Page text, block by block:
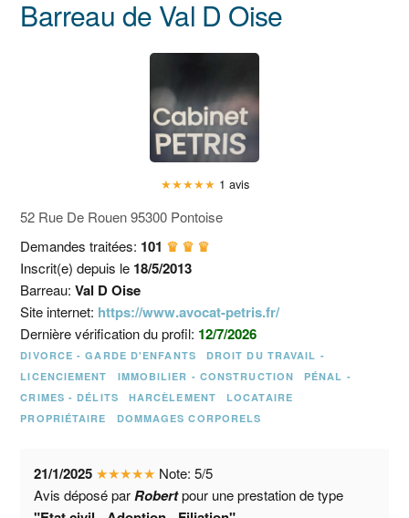
Barreau de Val D Oise
★★★★★ 1 avis
52 Rue De Rouen 95300 Pontoise
Demandes traitées: 101 ♛ ♛ ♛
Inscrit(e) depuis le 18/5/2013
Barreau:Val D Oise
Site internet: https://www.avocat-petris.fr/
Dernière vérification du profil: 12/7/2026
DIVORCE - GARDE D'ENFANTS
DROIT DU TRAVAIL -
LICENCIEMENT
IMMOBILIER - CONSTRUCTION
PÉNAL -
CRIMES - DÉLITS
HARCÈLEMENT
LOCATAIRE
PROPRIÉTAIRE
DOMMAGES CORPORELS
21/1/2025 ★★★★★ Note:5/5
Avis déposé par Robertpour une prestation de type